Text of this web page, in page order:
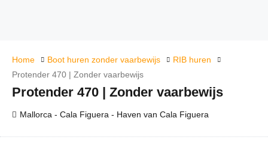
Home Boot huren zonder vaarbewijs
RIB huren
Protender 470 | Zonder vaarbewijs
Protender 470 | Zonder vaarbewijs
Mallorca - Cala Figuera - Haven van Cala Figuera